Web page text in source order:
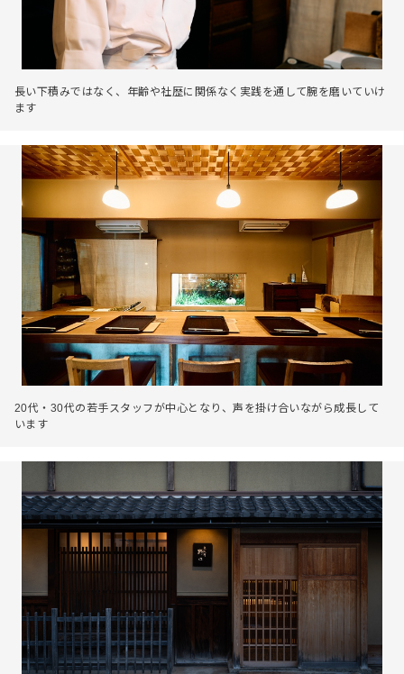
長い下積みではなく、年齢や社歴に関係なく実践を通して腕を磨いていけ
ます
20代・30代の若手スタッフが中心となり、声を掛け合いながら成長して
います